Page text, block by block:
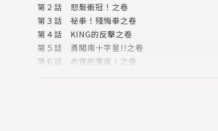
第２話 怒髮衝冠！之卷
第３話 祕拳！殘悔拳之卷
第４話 KING的反擊之卷
第５話 勇闖南十字星!!之卷
第６話 命運的重逢！之卷